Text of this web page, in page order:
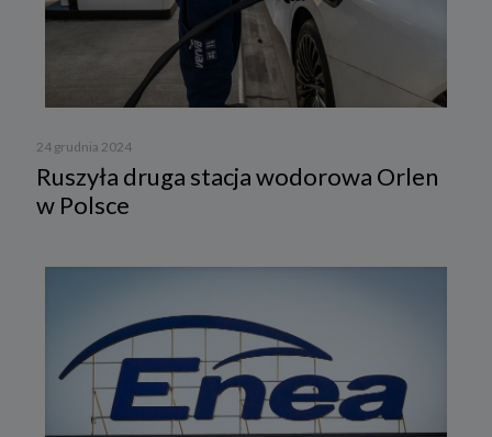
24 grudnia 2024
Ruszyła druga stacja wodorowa Orlen
w Polsce